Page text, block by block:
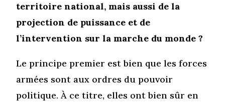
territoire national, mais aussi de la
projection de puissance et de
l’intervention sur la marche du monde ?
Le principe premier est bien que les forces
armées sont aux ordres du pouvoir
politique. À ce titre, elles ont bien sûr en